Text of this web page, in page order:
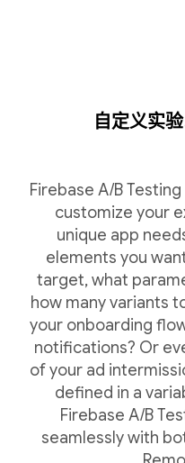
自定义实
Firebase A/B
customize your
unique app
elements you
target, what
how many variants
your onboarding
notifications? Or
of your ad
defined in a
Firebase A/B
seamlessly with